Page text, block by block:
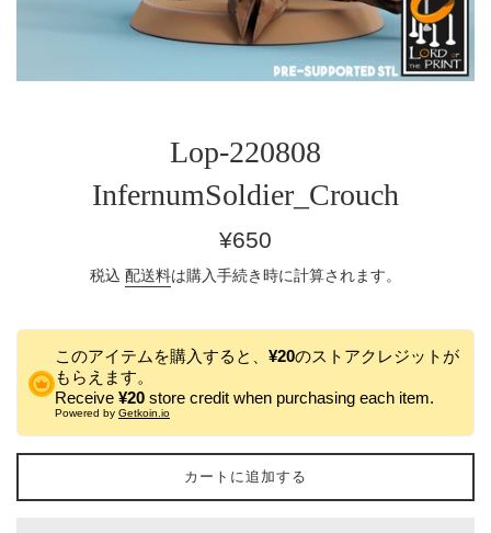
Lop-220808
InfernumSoldier_Crouch
通
価
¥650
税込 配送料は購入手続き時に計算されます。
このアイテムを購入すると、 ¥20のストアクレジットが
もらえます。
Receive ¥20 store credit when purchasing each item.
Powered by Getkoin.io
カートに追加する